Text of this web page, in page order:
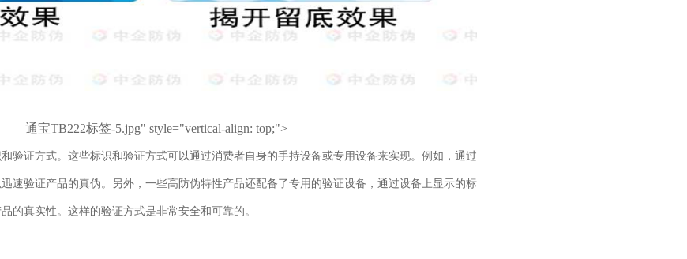
通宝TB222标签-5.jpg" style="vertical-align: top;">
验证方式。这些标识和验证方式可以通过消费者自身的手持设备或专用设备来实现。例如，通过
速验证产品的真伪。另外，一些高防伪特性产品还配备了专用的验证设备，通过设备上显示的标
的真实性。这样的验证方式是非常安全和可靠的。